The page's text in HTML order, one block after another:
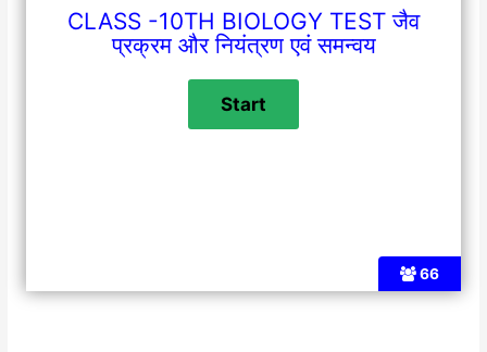
66
CLASS -10TH BIOLOGY TEST जैव
प्रक्रम और नियंत्रण एवं समन्वय